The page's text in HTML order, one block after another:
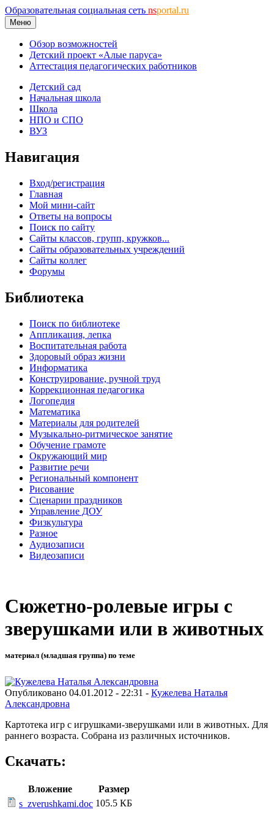
Образовательная социальная сеть nsportal.ru
Меню
Обзор возможностей
Детский проект «Алые паруса»
Аттестация педагогических работников
Детский сад
Начальная школа
Школа
НПО и СПО
ВУЗ
Навигация
Вход/регистрация
Главная
Мой мини-сайт
Ответы на вопросы
Поиск по сайту
Сайты классов, групп, кружков...
Сайты образовательных учреждений
Сайты коллег
Форумы
Библиотека
Поиск по библиотеке
Аппликация, лепка
Воспитательная работа
Здоровый образ жизни
Информатика
Конструирование, ручной труд
Коррекционная педагогика
Логопедия
Математика
Материалы для родителей
Музыкально-ритмическое занятие
Обучение грамоте
Окружающий мир
Развитие речи
Региональный компонент
Рисование
Сценарии праздников
Управление ДОУ
Физкультура
Разное
Аудиозаписи
Видеозаписи
Сюжетно-ролевые игры с
зверушками или в животных
материал (младшая группа) по теме
Опубликовано 04.01.2012 - 22:31 - Кужелева Наталья
Александровна
Картотека игр с игрушками-зверушками или в животных. Для
раннего возраста. Собрана из различных источников.
Скачать:
Вложение
Размер
s_zverushkami.doc 105.5 КБ